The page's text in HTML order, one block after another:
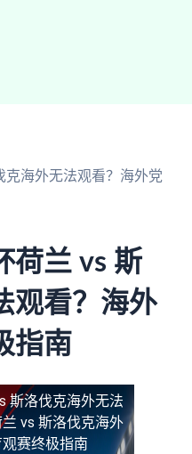
克海外无法观看？海外党
荷兰 vs 斯
观看？海外
指南
斯洛伐克海外无法
vs 斯洛伐克海外
赛终极指南